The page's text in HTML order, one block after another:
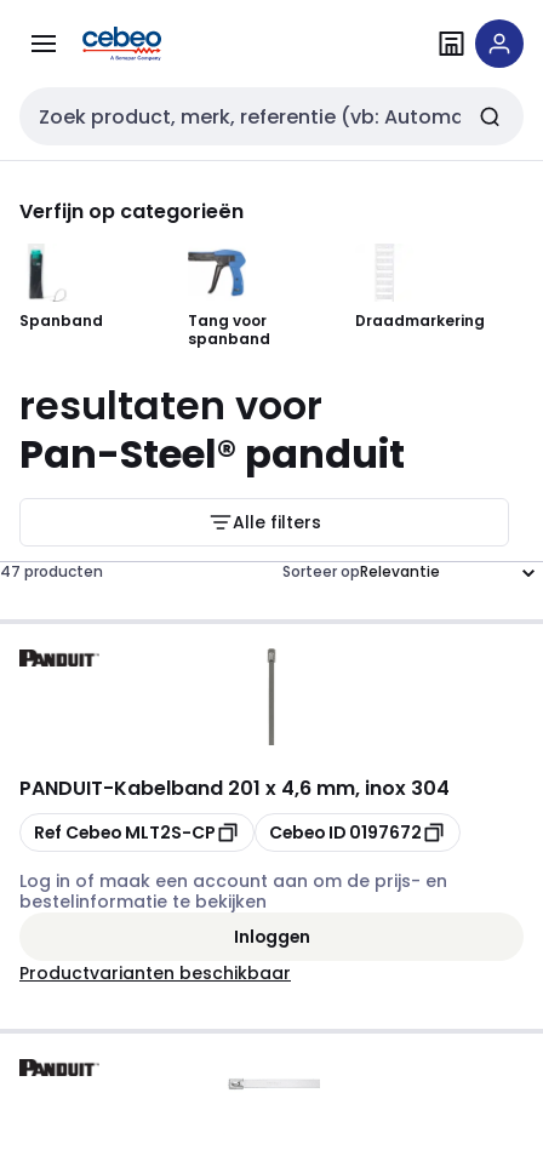
naar
naar
Zoekveld invoer
Verfijn op categorieën
Spanband
Tang voor
spanband
Draadmarkering
resultaten voor
Pan-Steel® panduit
Alle filters
47 producten Sorteer op
PANDUIT-Kabelband 201 x 4,6 mm, inox 304
Kopiëren
Ref Cebeo MLT2S-CP Kopiëren
Cebeo ID 0197672
Log in of maak een account aan om de prijs- en
bestelinformatie te bekijken
Inloggen
Productvarianten beschikbaar